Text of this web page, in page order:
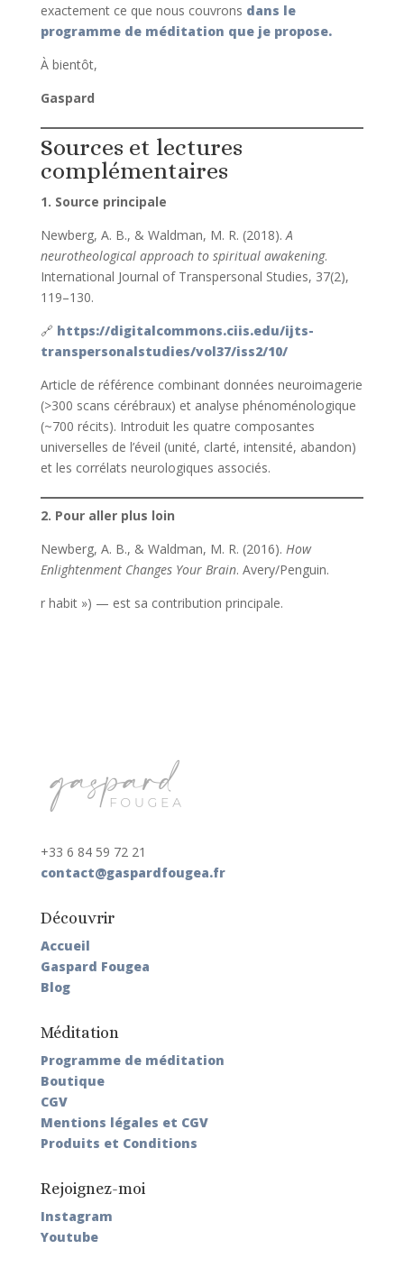
exactement ce que nous couvrons dans le
programme de méditation que je propose.
À bientôt,
Gaspard
Sources et lectures
complémentaires
1. Source principale
Newberg, A. B., & Waldman, M. R. (2018).A
neurotheological approach to spiritual awakening.
International Journal of Transpersonal Studies, 37(2),
119–130.
🔗 https://digitalcommons.ciis.edu/ijts-
transpersonalstudies/vol37/iss2/10/
Article de référence combinant données neuroimagerie
(>300 scans cérébraux) et analyse phénoménologique
(~700 récits). Introduit les quatre composantes
universelles de l’éveil (unité, clarté, intensité, abandon)
et les corrélats neurologiques associés.
2. Pour aller plus loin
Newberg, A. B., & Waldman, M. R. (2016). How
Enlightenment Changes Your Brain. Avery/Penguin.
r habit ») — est sa contribution principale.
+33 6 84 59 72 21
contact@gaspardfougea.fr
Découvrir
Accueil
Gaspard Fougea
Blog
Méditation
Programme de méditation
Boutique
CGV
Mentions légales et CGV
Produits et Conditions
Rejoignez-moi
Instagram
Youtube